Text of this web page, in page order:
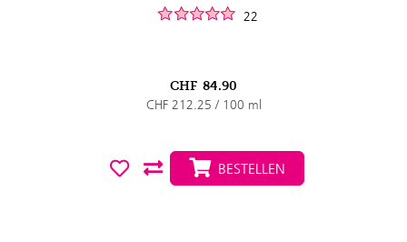
22
CHF 84.90
CHF 212.25 / 100 ml
BESTELLEN